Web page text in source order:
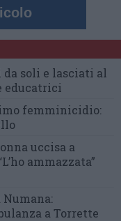
soli e lasciati al
educatrici
femminicidio:
uccisa a
ammazzata”
Numana:
a Torrette